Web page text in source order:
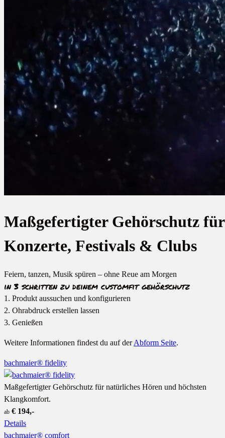
Maßgefertigter Gehörschutz für
Konzerte, Festivals & Clubs
Feiern, tanzen, Musik spüren – ohne Reue am Morgen
in 3 schrittenzu deinem customfit gehörschutz
1. Produkt aussuchen und konfigurieren
2. Ohrabdruck erstellen lassen
3. Genießen
Weitere Informationen findest du auf derAbform Seite.
bachmaier® fidelity
Maßgefertigter Gehörschutz für natürliches Hören und höchsten
Klangkomfort.
ab € 194,-
Details
bachmaier® comfort